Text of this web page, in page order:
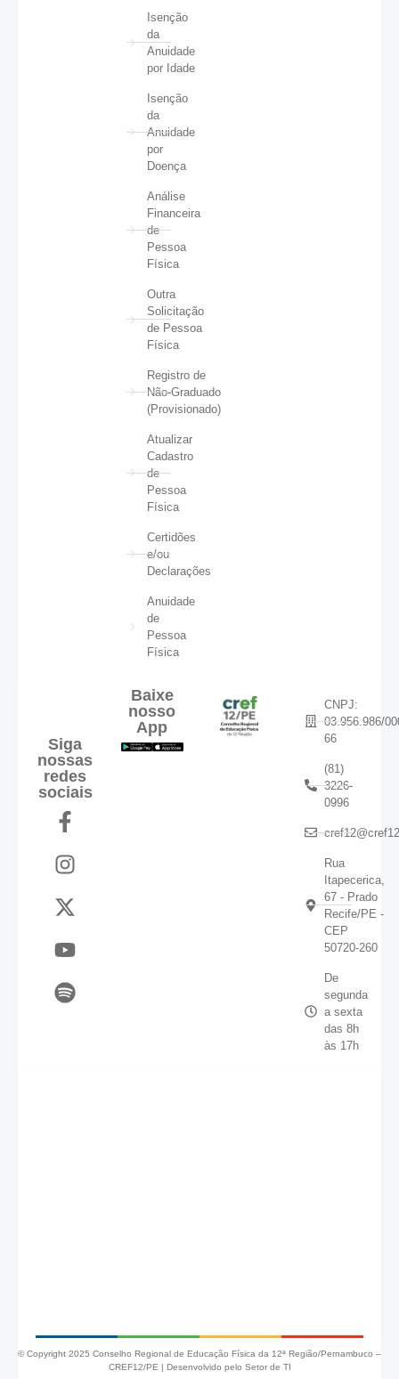
Isenção
da
Anuidade
por Idade
Isenção
da
Anuidade
por
Doença
Análise
Financeira
de
Pessoa
Física
Outra
Solicitação
de Pessoa
Física
Registro de
Não-Graduado
(Provisionado)
Atualizar
Cadastro
de
Pessoa
Física
Certidões
e/ou
Declarações
Anuidade
de
Pessoa
Física
Siga
nossas
redes
sociais
Baixe
nosso
App
CNPJ:
03.956.986/
66
(81)
3226-
0996
Rua
Itapecerica,
67 - Prado
Recife/PE -
CEP
50720-260
De
segunda
a sexta
das 8h
às 17h
© Copyright 2025 Conselho Regional de Educação Física da 12ª Região/Pernambuco –
CREF12/PE | Desenvolvido pelo Setor de TI